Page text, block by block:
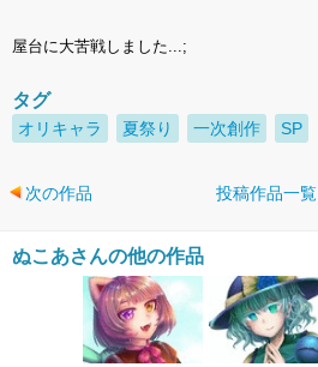
屋台に大苦戦しました...;
タグ
オリキャラ 夏祭り 一次創作 SP
次の作品 投稿作品一覧
ぬこあさんの他の作品